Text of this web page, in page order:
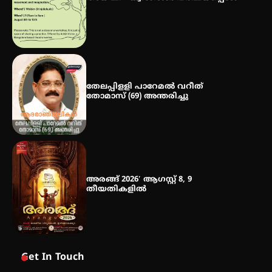
നേട്ടം പ്രതിസന്ധികളോട് പൊരുതി
തേലപ്പിളളി പാറേമൽ വറീത്
തോമാസ് (69) അന്തരിച്ചു
അരങ്ങ് 2026′ ആഗസ്റ്റ് 8, 9
തീയതികളിൽ
Get In Touch